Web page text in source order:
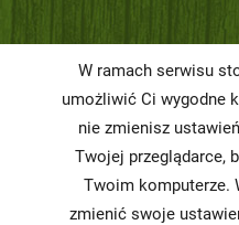
W ramach serwisu
umożliwić Ci wygodne
nie zmienisz
Twojej przeglądarce,
Twoim komputerze.
zmienić swoje